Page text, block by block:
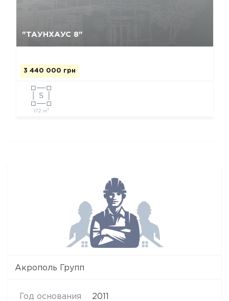
"ТАУНХАУС 8"
3 440 000 грн
172 м 2
Акрополь Групп
Год основания 2011